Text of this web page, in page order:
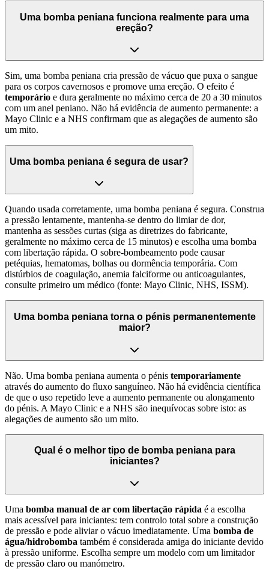
Uma bomba peniana funciona realmente para uma
ereção?
Sim, uma bomba peniana cria pressão de vácuo que puxa o sangue
para os corpos cavernosos e promove uma ereção. O efeito é
temporário e dura geralmente no máximo cerca de 20 a 30 minutos
com um anel peniano. Não há evidência de aumento permanente: a
Mayo Clinic e a NHS confirmam que as alegações de aumento são
um mito.
Uma bomba peniana é segura de usar?
Quando usada corretamente, uma bomba peniana é segura. Construa
a pressão lentamente, mantenha-se dentro do limiar de dor,
mantenha as sessões curtas (siga as diretrizes do fabricante,
geralmente no máximo cerca de 15 minutos) e escolha uma bomba
com libertação rápida. O sobre-bombeamento pode causar
petéquias, hematomas, bolhas ou dormência temporária. Com
distúrbios de coagulação, anemia falciforme ou anticoagulantes,
consulte primeiro um médico (fonte: Mayo Clinic, NHS, ISSM).
Uma bomba peniana torna o pénis permanentemente
maior?
Não. Uma bomba peniana aumenta o pénis temporariamente
através do aumento do fluxo sanguíneo. Não há evidência científica
de que o uso repetido leve a aumento permanente ou alongamento
do pénis. A Mayo Clinic e a NHS são inequívocas sobre isto: as
alegações de aumento são um mito.
Qual é o melhor tipo de bomba peniana para
iniciantes?
Uma bomba manual de ar com libertação rápida é a escolha
mais acessível para iniciantes: tem controlo total sobre a construção
de pressão e pode aliviar o vácuo imediatamente. Uma bomba de
água/hidrobomba também é considerada amiga do iniciante devido
à pressão uniforme. Escolha sempre um modelo com um limitador
de pressão claro ou manómetro.